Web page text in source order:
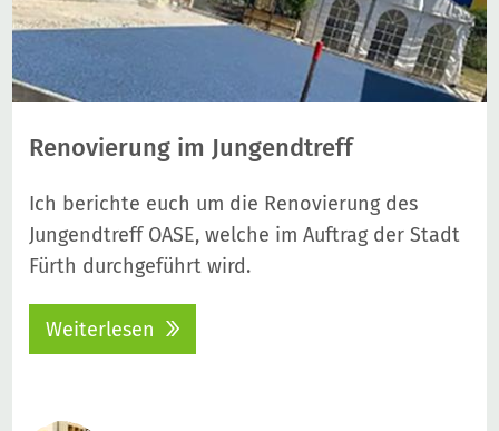
Renovierung im Jungendtreff
Ich berichte euch um die Renovierung des
Jungendtreff OASE, welche im Auftrag der Stadt
Fürth durchgeführt wird.
Weiterlesen